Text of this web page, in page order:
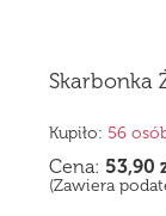
Skarbonka
Kupiło: 56
Cena: 53,90
(Zawiera